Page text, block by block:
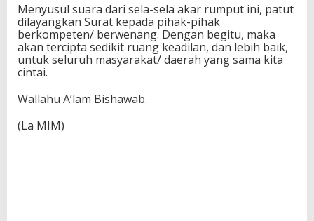
Menyusul suara dari sela-sela akar rumput ini, patut
dilayangkan Surat kepada pihak-pihak
berkompeten/ berwenang. Dengan begitu, maka
akan tercipta sedikit ruang keadilan, dan lebih baik,
untuk seluruh masyarakat/ daerah yang sama kita
cintai.
Wallahu A’lam Bishawab.
(La MIM)